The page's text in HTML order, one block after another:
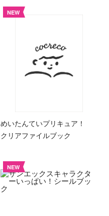
NEW
めいたんていプリキュア！
クリアファイルブック
NEW